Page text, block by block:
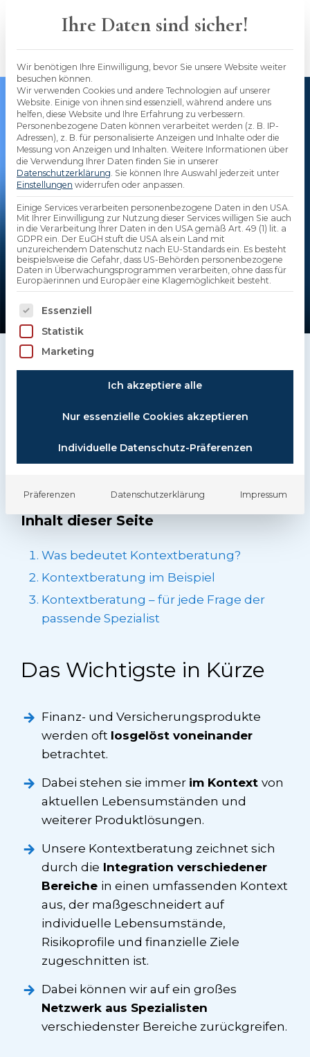
Kontextberatung bei von
Buddenbrock: So geht sie,
das bringt sie
Von Maureen Menger
Fachlich geprüftdurchStephan
Seidenfad
Das erwartet Sie hier
Kontextberatung im Beispiel, unser
Inhalt dieser Seite
Was bedeutet Kontextberatung?
Kontextberatung im Beispiel
Kontextberatung – für jede Frage der
passende Spezialist
Das Wichtigste in Kürze
Finanz- und Versicherungsprodukte
werden oft losgelöst voneinander
betrachtet.
Dabei stehen sie immer im Kontext von
aktuellen Lebensumständen und
weiterer Produktlösungen.
Unsere Kontextberatung zeichnet sich
durch die Integration verschiedener
Bereiche in einen umfassenden Kontext
aus, der maßgeschneidert auf
individuelle Lebensumstände,
Risikoprofile und finanzielle Ziele
zugeschnitten ist.
Dabei können wir auf ein großes
Netzwerk aus Spezialisten
verschiedenster Bereiche zurückgreifen.
Ihre Daten sind sicher!
Wir benötigen Ihre Einwilligung, bevor Sie unsere Website weiter
besuchen können.
Wir verwenden Cookies und andere Technologien auf unserer
Website. Einige von ihnen sind essenziell, während andere uns
helfen, diese Website und Ihre Erfahrung zu verbessern.
Personenbezogene Daten können verarbeitet werden (z. B. IP-
Adressen), z. B. für personalisierte Anzeigen und Inhalte oder die
Messung von Anzeigen und Inhalten. Weitere Informationen über
die Verwendung Ihrer Daten finden Sie in unserer
Datenschutzerklärung. Sie können Ihre Auswahl jederzeit unter
Einstellungen widerrufen oder anpassen.
Einige Services verarbeiten personenbezogene Daten in den USA.
Mit Ihrer Einwilligung zur Nutzung dieser Services willigen Sie auch
in die Verarbeitung Ihrer Daten in den USA gemäß Art. 49 (1) lit. a
GDPR ein. Der EuGH stuft die USA als ein Land mit
unzureichendem Datenschutz nach EU-Standards ein. Es besteht
beispielsweise die Gefahr, dass US-Behörden personenbezogene
Daten in Überwachungsprogrammen verarbeiten, ohne dass für
Europäerinnen und Europäer eine Klagemöglichkeit besteht.
Es folgt eine Liste der Service-Gruppen, für die
Essenziell
Statistik
Marketing
Ich akzeptiere alle
Nur essenzielle Cookies akzeptieren
Individuelle Datenschutz-Präferenzen
Präferenzen Datenschutzerklärung Impressum